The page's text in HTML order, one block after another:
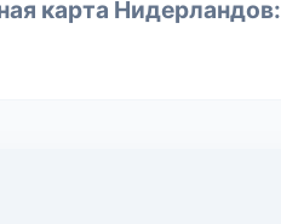
карта Нидерландов: